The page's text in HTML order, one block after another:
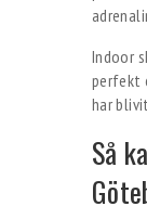
Indoor
perfekt
har
Så